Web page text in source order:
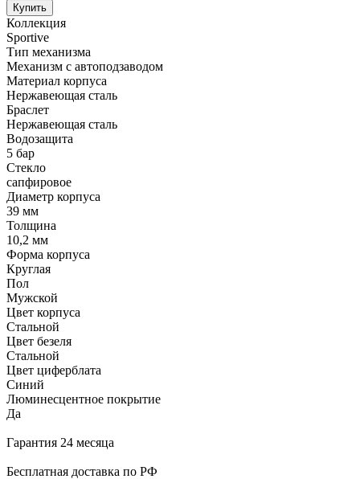
Купить
Коллекция
Sportive
Тип механизма
Механизм с автоподзаводом
Материал корпуса
Нержавеющая сталь
Браслет
Нержавеющая сталь
Водозащита
5 бар
Стекло
сапфировое
Диаметр корпуса
39 мм
Толщина
10,2 мм
Форма корпуса
Круглая
Пол
Мужской
Цвет корпуса
Стальной
Цвет безеля
Стальной
Цвет циферблата
Синий
Люминесцентное покрытие
Да
Гарантия 24 месяца
Бесплатная доставка по РФ